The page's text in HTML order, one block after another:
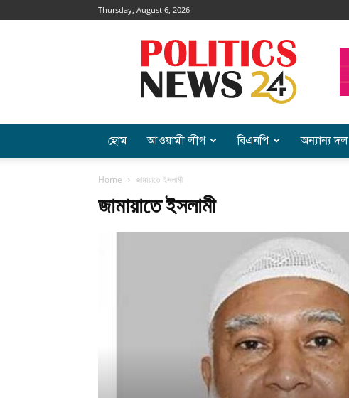
Thursday, August 6, 2026
Politics
হোম আওয়ামী লীগ বিএনপি অন্যান্য দল
Home জামায়াতে ইসলামী
জামায়াতে ইসলামী